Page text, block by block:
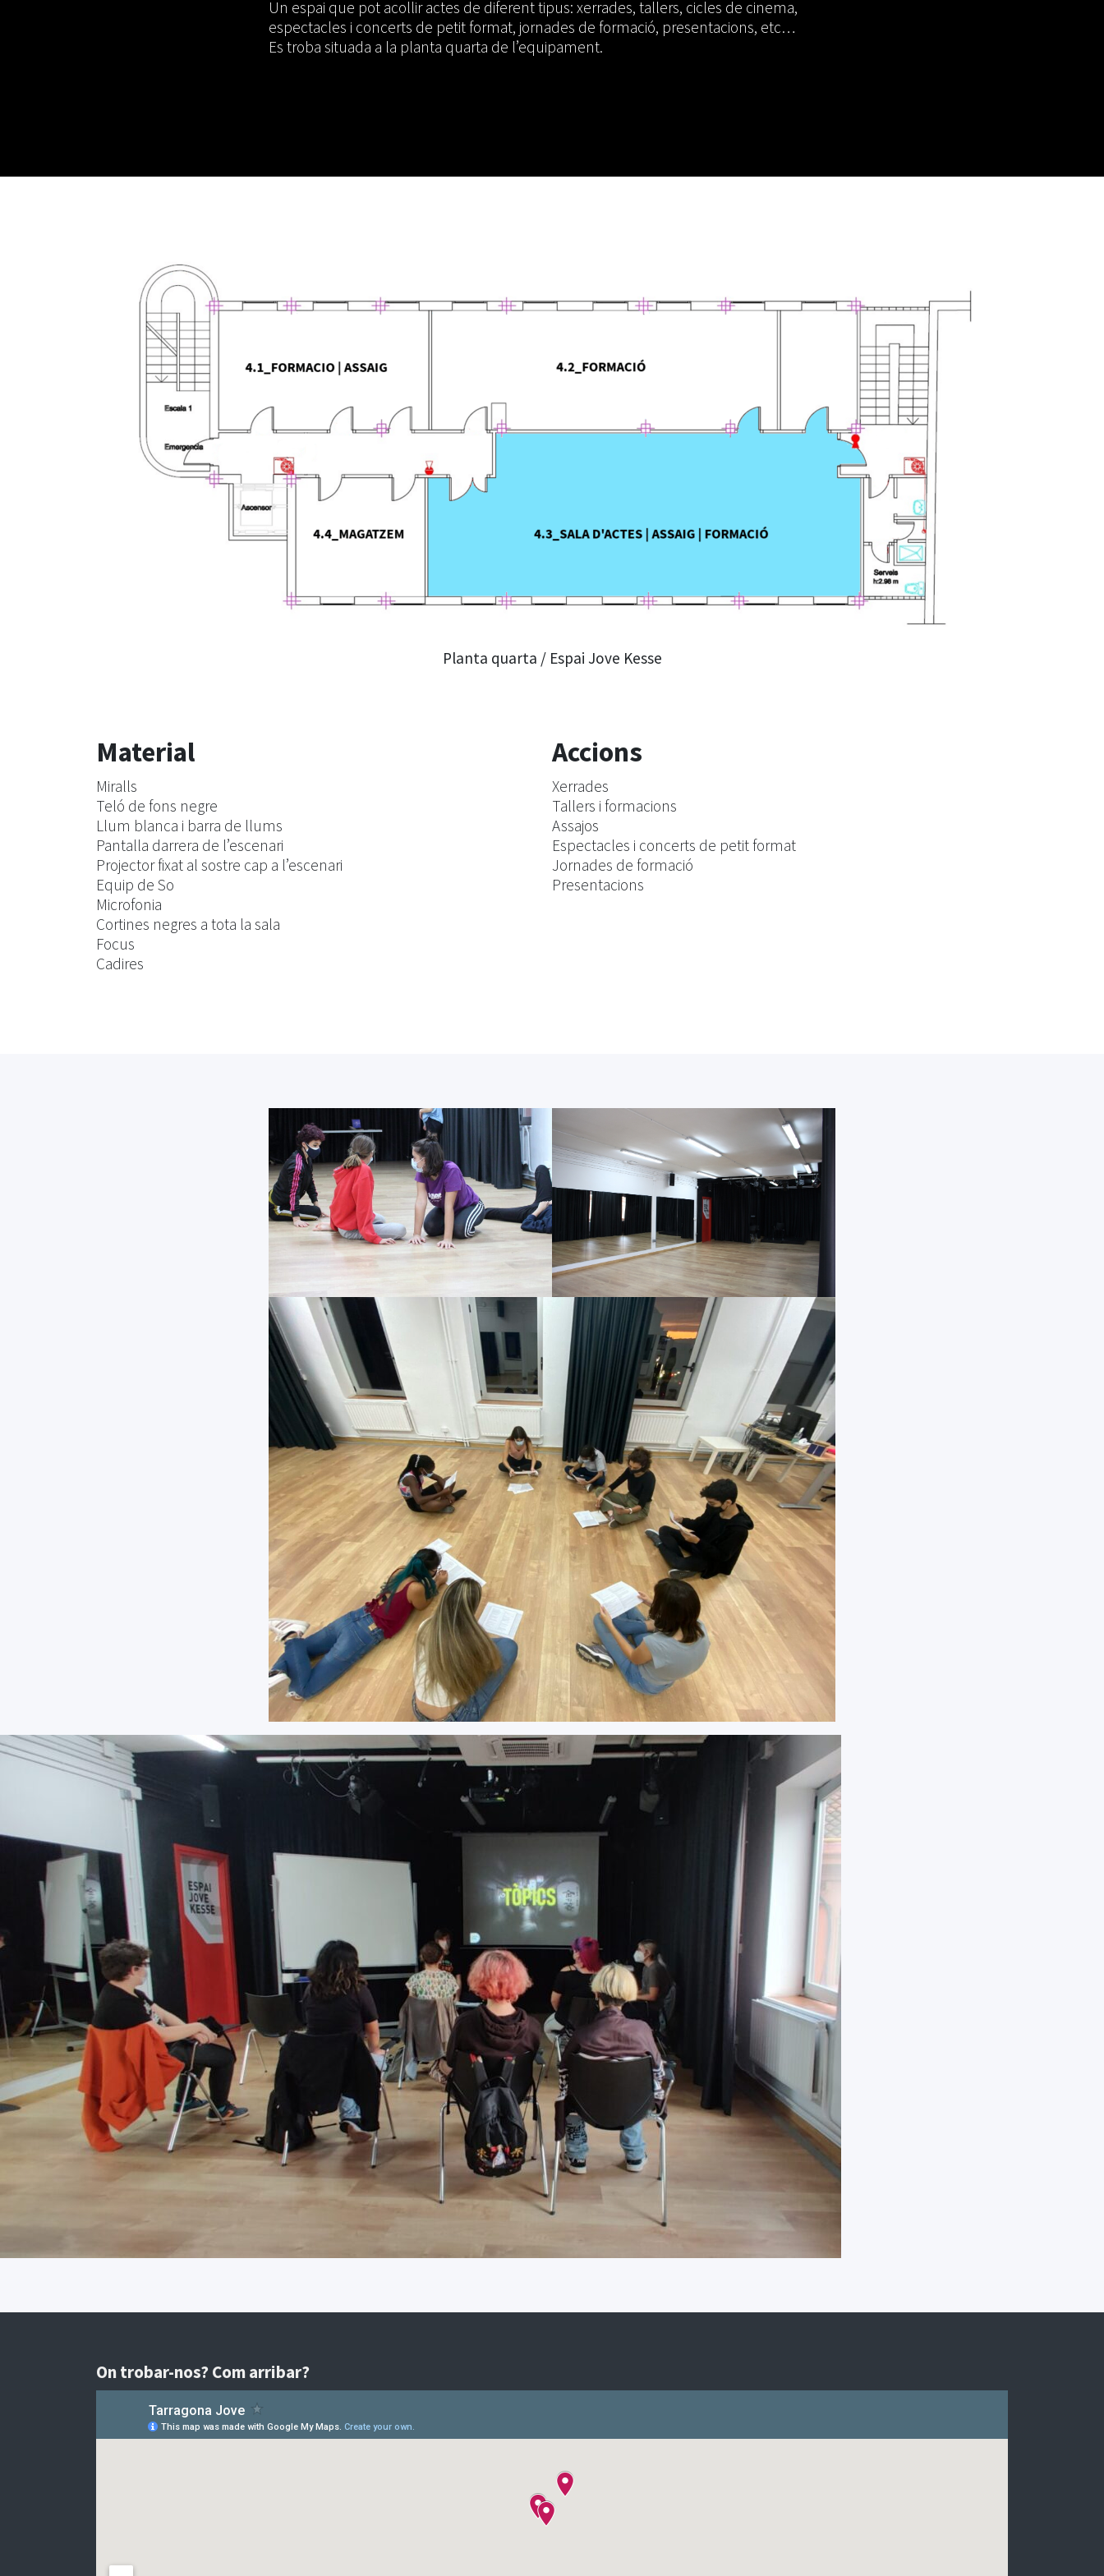
Un espai que pot acollir actes de diferent tipus: xerrades, tallers, cicles de cinema,
espectacles i concerts de petit format, jornades de formació, presentacions, etc…
Es troba situada a la planta quarta de l’equipament.
Planta quarta / Espai Jove Kesse
Material
Miralls
Teló de fons negre
Llum blanca i barra de llums
Pantalla darrera de l’escenari
Projector fixat al sostre cap a l’escenari
Equip de So
Microfonia
Cortines negres a tota la sala
Focus
Cadires
Accions
Xerrades
Tallers i formacions
Assajos
Espectacles i concerts de petit format
Jornades de formació
Presentacions
On trobar-nos? Com arribar?